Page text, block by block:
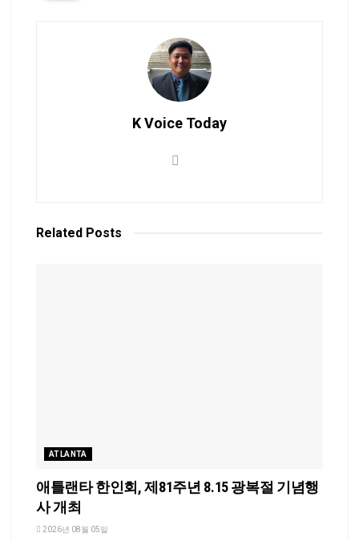
K Voice Today
Related Posts
ATLANTA
애틀랜타 한인회, 제81주년 8.15 광복절 기념행
사 개최
2026년 08월 05일